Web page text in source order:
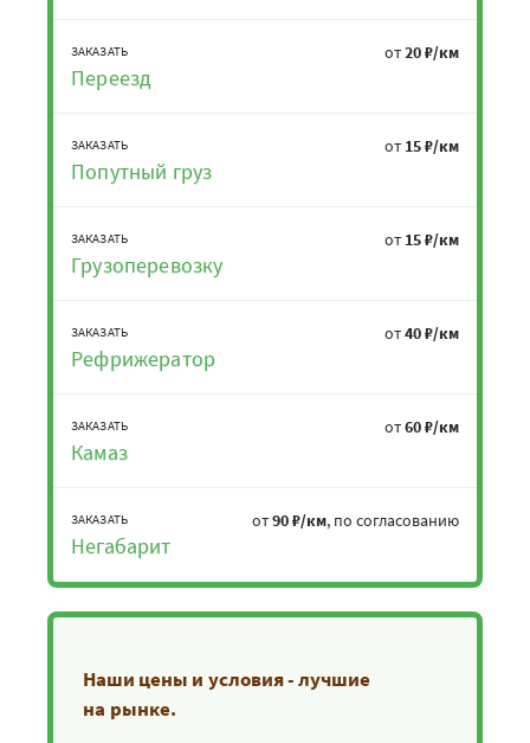
ЗАКАЗАТЬ
Переезд
от20 ₽/км
ЗАКАЗАТЬ
Попутный груз
от 15 ₽/км
ЗАКАЗАТЬ
Грузоперевозку
от 15 ₽/км
ЗАКАЗАТЬ
Рефрижератор
от40 ₽/км
ЗАКАЗАТЬ
Камаз
от60 ₽/км
ЗАКАЗАТЬ
Негабарит
от90 ₽/км, по согласованию
Наши цены и условия - лучшие
на рынке.